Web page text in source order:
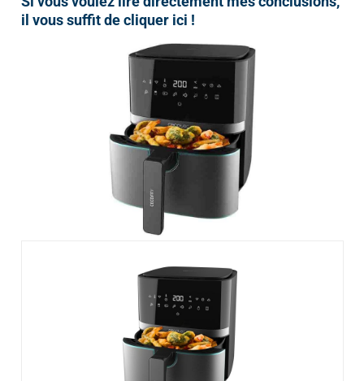
il vous suffit de cliquer ici !